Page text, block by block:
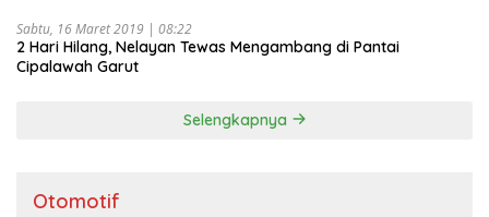
Sabtu, 16 Maret 2019 | 08:22
2 Hari Hilang, Nelayan Tewas Mengambang di Pantai
Cipalawah Garut
Selengkapnya
Otomotif